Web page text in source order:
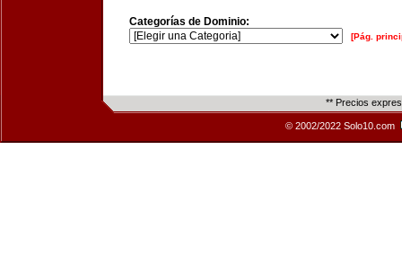
Categorías de Dominio:
[Pág.
** Precios
© 2002/2022 Solo10.com